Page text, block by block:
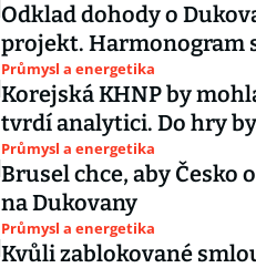
Odklad dohody o
projekt. Harmonogram
Průmysl a energetika
Korejská KHNP by
tvrdí analytici. Do hry
Průmysl a energetika
Brusel chce, aby Česko
na Dukovany
Průmysl a energetika
Kvůli zablokované